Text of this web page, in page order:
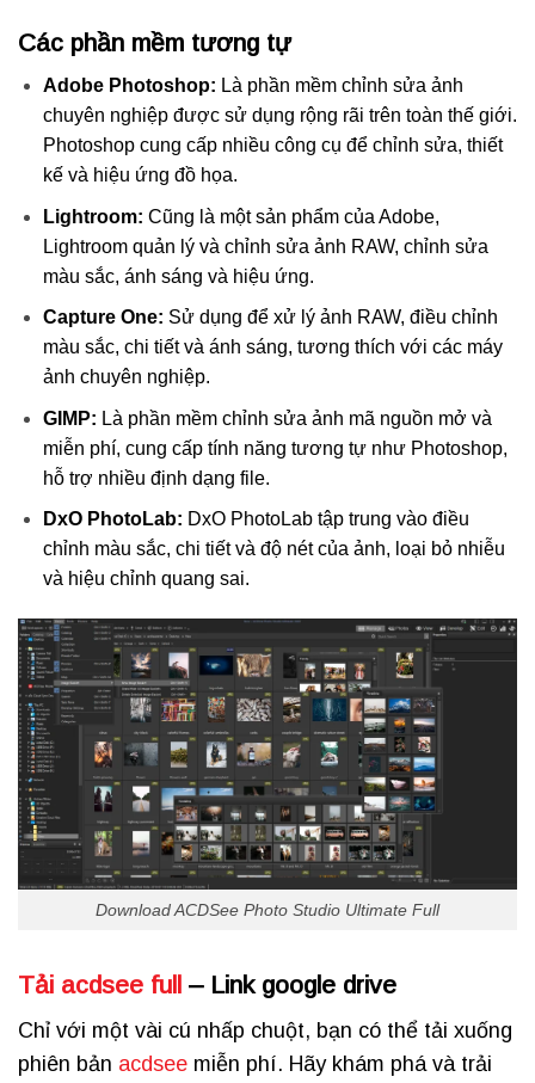
Các phần mềm tương tự
Adobe Photoshop: Là phần mềm chỉnh sửa ảnh
chuyên nghiệp được sử dụng rộng rãi trên toàn thế giới.
Photoshop cung cấp nhiều công cụ để chỉnh sửa, thiết
kế và hiệu ứng đồ họa.
Lightroom: Cũng là một sản phẩm của Adobe,
Lightroom quản lý và chỉnh sửa ảnh RAW, chỉnh sửa
màu sắc, ánh sáng và hiệu ứng.
Capture One: Sử dụng để xử lý ảnh RAW, điều chỉnh
màu sắc, chi tiết và ánh sáng, tương thích với các máy
ảnh chuyên nghiệp.
GIMP: Là phần mềm chỉnh sửa ảnh mã nguồn mở và
miễn phí, cung cấp tính năng tương tự như Photoshop,
hỗ trợ nhiều định dạng file.
DxO PhotoLab: DxO PhotoLab tập trung vào điều
chỉnh màu sắc, chi tiết và độ nét của ảnh, loại bỏ nhiễu
và hiệu chỉnh quang sai.
Download ACDSee Photo Studio Ultimate Full
Tải acdsee full – Link google drive
Chỉ với một vài cú nhấp chuột, bạn có thể tải xuống
phiên bản acdsee miễn phí. Hãy khám phá và trải